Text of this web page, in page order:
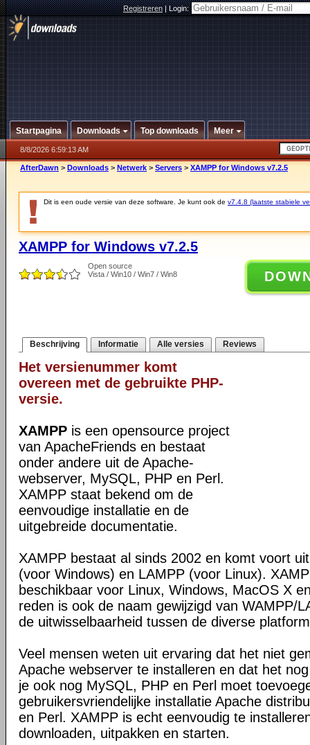
Registreren|Login:
Startpagina Downloads Top downloads Meer
8/8/2026 6:59:13 AM
AfterDawn > Downloads > Netwerk > Servers > XAMPP for Windows v7.2.5
Dit is een oude versie van deze software. Je kunt ook de v7.4.8 (laatste stabiele
XAMPP for Windows v7.2.5
Open source
Vista / Win10 / Win7 / Win8
Beschrijving Informatie Alle versies Reviews
Het versienummer komt
overeen met de gebruikte PHP-
versie.
XAMPP is een opensource project
van ApacheFriends en bestaat
onder andere uit de Apache-
webserver, MySQL, PHP en Perl.
XAMPP staat bekend om de
eenvoudige installatie en de
uitgebreide documentatie.
XAMPP bestaat al sinds 2002 en komt voort
(voor Windows) en LAMPP (voor Linux).
beschikbaar voor Linux, Windows, MacOS X
reden is ook de naam gewijzigd van WAMPP/
de uitwisselbaarheid tussen de diverse
Veel mensen weten uit ervaring dat het niet
Apache webserver te installeren en dat het
je ook nog MySQL, PHP en Perl moet
gebruikersvriendelijke installatie Apache
en Perl. XAMPP is echt eenvoudig te
downloaden, uitpakken en starten.